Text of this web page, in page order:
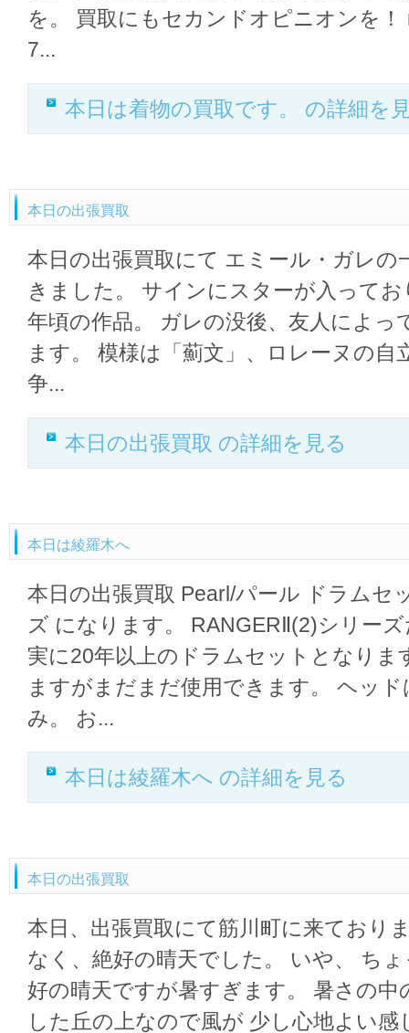
を。 買取にもセカンドオピニオンを！
7...
本日は着物の買取です。 の詳細を
本日の出張買取
本日の出張買取にて エミール・ガレの
きました。 サインにスターが入って
年頃の作品。 ガレの没後、友人によっ
ます。 模様は「薊文」、ロレーヌの自
争...
本日の出張買取 の詳細を見る
本日は綾羅木へ
本日の出張買取 Pearl/パール ドラムセ
ズ になります。 RANGERⅡ(2)シリー
実に20年以上のドラムセットとなりま
ますがまだまだ使用できます。 ヘッ
み。 お...
本日は綾羅木へ の詳細を見る
本日の出張買取
本日、出張買取にて筋川町に来ており
なく、絶好の晴天でした。 いや、 ち
好の晴天ですが暑すぎます。 暑さの
した丘の上なので風が 少し心地よい感